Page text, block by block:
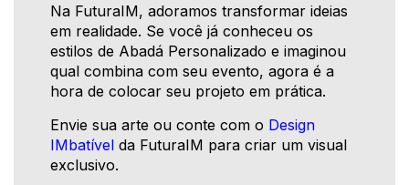
Na FuturaIM, adoramos transformar ideias
em realidade. Se você já conheceu os
estilos de Abadá Personalizado e imaginou
qual combina com seu evento, agora é a
hora de colocar seu projeto em prática.
Envie sua arte ou conte com o Design
IMbatível da FuturaIM para criar um visual
exclusivo.